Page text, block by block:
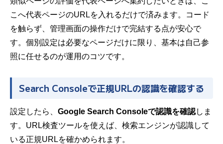
こへ代表ページのURLを入れるだけで済みます。コード
を触らず、管理画面の操作だけで完結する点が安心で
す。個別設定は必要なページだけに限り、基本は自己参
照に任せるのが運用のコツです。
Search Consoleで正規URLの認識を確認する
設定したら、 Google Search Consoleで認識を確認しま
す。URL検査ツールを使えば、検索エンジンが認識して
いる正規URLを確かめられます。